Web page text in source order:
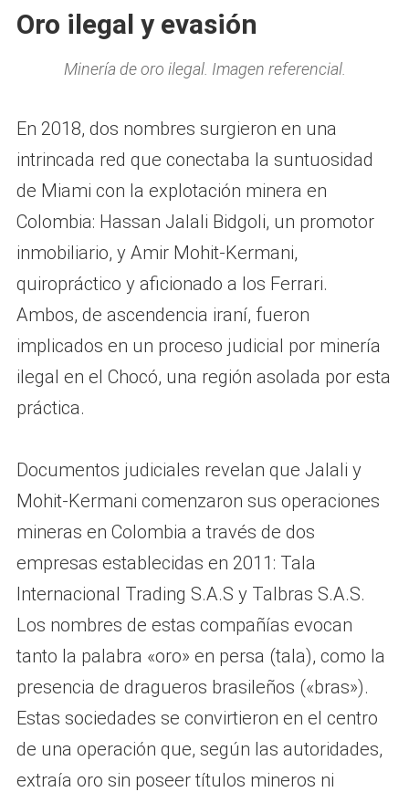
Oro ilegal y evasión
Minería de oro ilegal. Imagen referencial.
En 2018, dos nombres surgieron en una
intrincada red que conectaba la suntuosidad
de Miami con la explotación minera en
Colombia: Hassan Jalali Bidgoli, un promotor
inmobiliario, y Amir Mohit-Kermani,
quiropráctico y aficionado a los Ferrari.
Ambos, de ascendencia iraní, fueron
implicados en un proceso judicial por minería
ilegal en el Chocó, una región asolada por esta
práctica.
Documentos judiciales revelan que Jalali y
Mohit-Kermani comenzaron sus operaciones
mineras en Colombia a través de dos
empresas establecidas en 2011: Tala
Internacional Trading S.A.S y Talbras S.A.S.
Los nombres de estas compañías evocan
tanto la palabra «oro» en persa (tala), como la
presencia de dragueros brasileños («bras»).
Estas sociedades se convirtieron en el centro
de una operación que, según las autoridades,
extraía oro sin poseer títulos mineros ni